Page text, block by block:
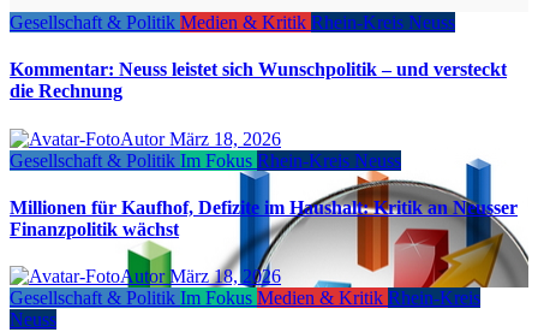
Gesellschaft & Politik Medien & Kritik Rhein-Kreis Neuss
Kommentar: Neuss leistet sich Wunschpolitik – und versteckt
die Rechnung
AutorMärz 18, 2026
Gesellschaft & Politik Im Fokus Rhein-Kreis Neuss
Millionen für Kaufhof, Defizite im Haushalt: Kritik an Neusser
Finanzpolitik wächst
AutorMärz 18, 2026
Gesellschaft & Politik Im Fokus Medien & Kritik Rhein-Kreis
Neuss